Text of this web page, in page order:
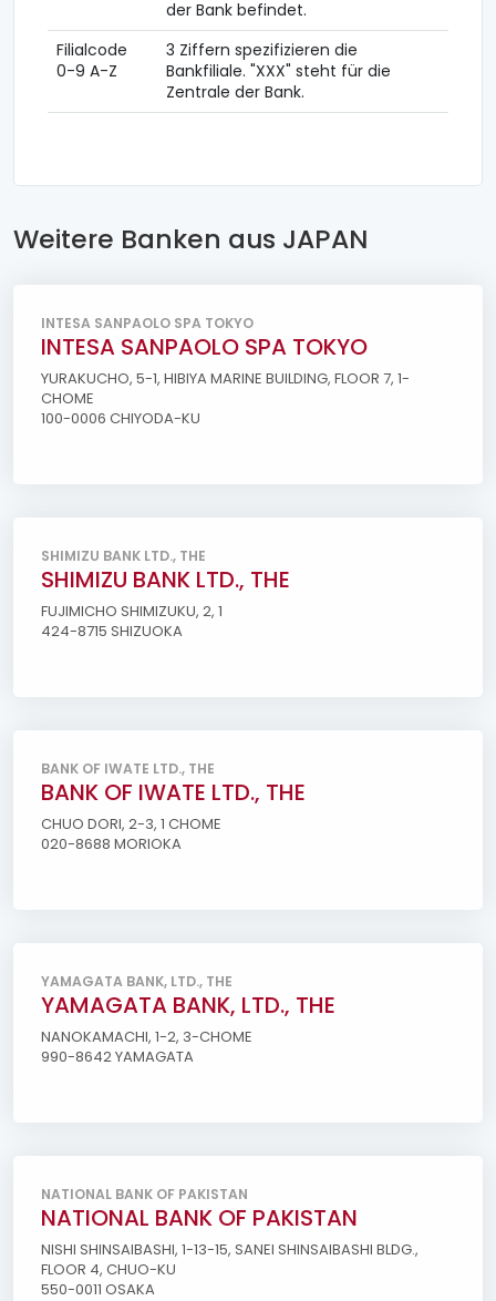
der Bank befindet.
Filialcode
0-9 A-Z
3 Ziffern spezifizieren die
Bankfiliale. "XXX" steht für die
Zentrale der Bank.
Weitere Banken aus JAPAN
INTESA SANPAOLO SPA TOKYO
INTESA SANPAOLO SPA TOKYO
YURAKUCHO, 5-1, HIBIYA MARINE BUILDING, FLOOR 7, 1-
CHOME
100-0006 CHIYODA-KU
SHIMIZU BANK LTD., THE
SHIMIZU BANK LTD., THE
FUJIMICHO SHIMIZUKU, 2, 1
424-8715 SHIZUOKA
BANK OF IWATE LTD., THE
BANK OF IWATE LTD., THE
CHUO DORI, 2-3, 1 CHOME
020-8688 MORIOKA
YAMAGATA BANK, LTD., THE
YAMAGATA BANK, LTD., THE
NANOKAMACHI, 1-2, 3-CHOME
990-8642 YAMAGATA
NATIONAL BANK OF PAKISTAN
NATIONAL BANK OF PAKISTAN
NISHI SHINSAIBASHI, 1-13-15, SANEI SHINSAIBASHI BLDG.,
FLOOR 4, CHUO-KU
550-0011 OSAKA